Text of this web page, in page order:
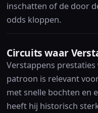
inschatten of de door
odds kloppen.
Circuits waar
Verstappens
patroon is relevant
met snelle bochten en
heeft hij historisch